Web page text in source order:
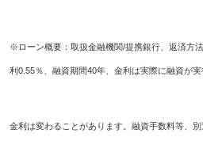
※ローン概要：取扱金融機関/提携銀行、返済方
利0.55％、融資期間40年、金利は実際に融資が実
金利は変わることがあります。融資手数料等、